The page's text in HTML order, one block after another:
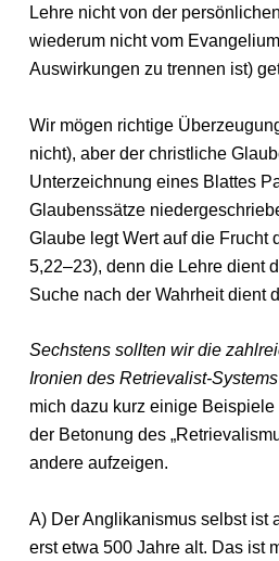
Lehre nicht von der
wiederum nicht vom
Auswirkungen zu trennen ist)
Wir mögen richtige
nicht), aber der christliche
Unterzeichnung eines Blattes
Glaubenssätze
Glaube legt Wert auf die Frucht
5,22–23), denn die Lehre dient
Suche nach der Wahrheit dient
Sechstens sollten wir die
Ironien des Retrievalist-
mich dazu kurz einige
der Betonung des
andere aufzeigen.
A) Der Anglikanismus selbst ist
erst etwa 500 Jahre alt. Das ist